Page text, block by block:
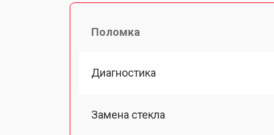
Поломка
Диагностика
Замена стекла